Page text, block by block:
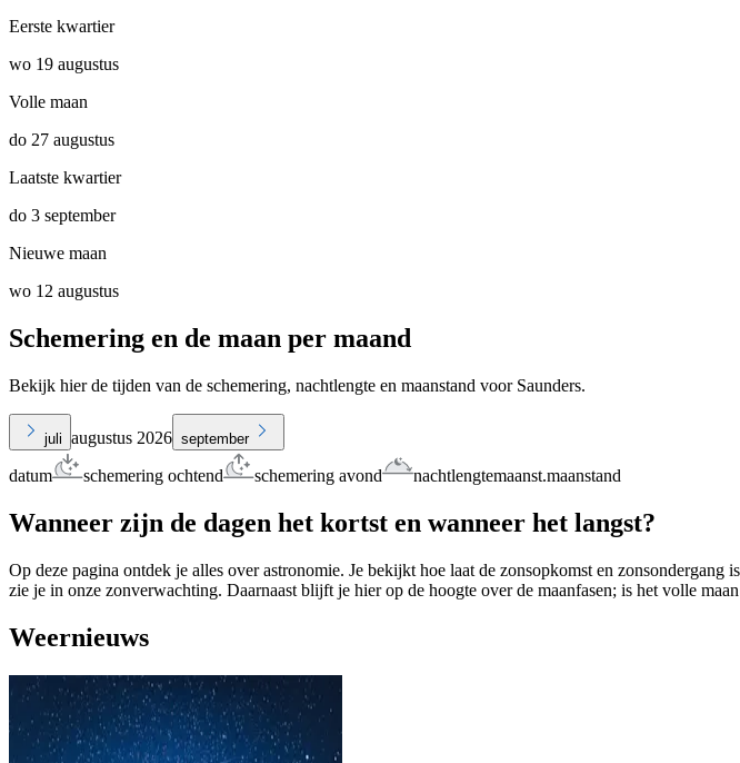
Eerste kwartier
wo 19 augustus
Volle maan
do 27 augustus
Laatste kwartier
do 3 september
Nieuwe maan
wo 12 augustus
Schemering en de maan per maand
Bekijk hier de tijden van de schemering, nachtlengte en maanstand voor Saunders.
juli augustus 2026 september
datum schemering ochtend schemering avond nachtlengtemaanst.maanstand
Wanneer zijn de dagen het kortst en wanneer het langst?
Op deze pagina ontdek je alles over astronomie. Je bekijkt hoe laat de zonsopkomst en
zie je in onze zonverwachting. Daarnaast blijft je hier op de hoogte over de maanfasen; is het volle
Weernieuws